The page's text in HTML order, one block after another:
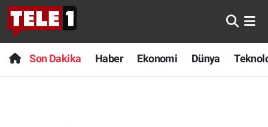
Son Dakika Haber Ekonomi Dünya
Anında Manşet
Başka Sohbetler
Son Dakika
Haber
Nöbetçi Eczaneler
Hava Durumu